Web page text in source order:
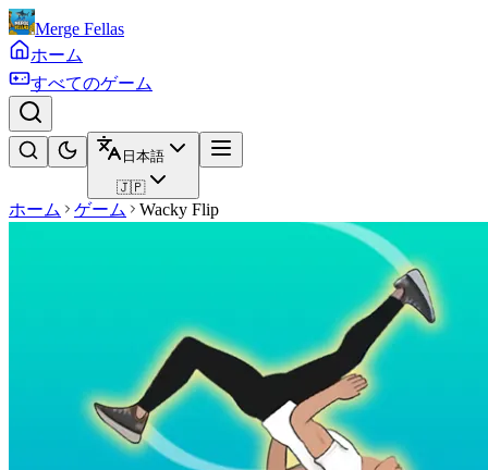
Merge Fellas
ホーム
すべてのゲーム
日本語
🇯🇵
ホーム ゲーム Wacky Flip